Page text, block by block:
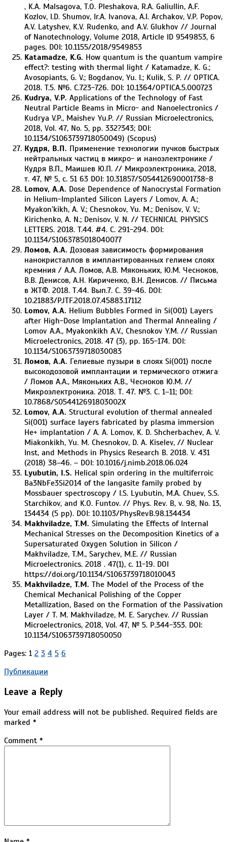
, K.A. Malsagova, T.O. Pleshakova, R.A. Galiullin, A.F.
Kozlov, I.D. Shumov, Ir.A. Ivanova, A.I. Archakov, V.P. Popov,
A.V. Latyshev, K.V. Rudenko, and A.V. Glukhov // Journal
of Nanotechnology, Volume 2018, Article ID 9549853, 6
pages. DOI: 10.1155/2018/9549853
Katamadze, K.G. How quantum is the quantum vampire
effect?: testing with thermal light / Katamadze, K. G.;
Avosopiants, G. V.; Bogdanov, Yu. I.; Kulik, S. P. // OPTICA.
2018. T.5. №6. C.723-726. DOI: 10.1364/OPTICA.5.000723
Kudrya, V.P. Applications of the Technology of Fast
Neutral Particle Beams in Micro- and Nanoelectronics /
Kudrya V.P., Maishev Yu.P. // Russian Microelectronics,
2018, Vol. 47, No. 5, pp. 332?343; DOI:
10.1134/S1063739718050049) (Scopus)
Кудря, В.П. Применение технологии пучков быстрых
нейтральных частиц в микро- и наноэлектронике /
Кудря В.П., Маишев Ю.П. // Микроэлектроника, 2018,
т. 47, № 5, с. 51 63 DOI: 10.31857/S054412690001738-8
Lomov, A.A. Dose Dependence of Nanocrystal Formation
in Helium-Implanted Silicon Layers / Lomov, A. A.;
Myakon’kikh, A. V.; Chesnokov, Yu. M.; Denisov, V. V.;
Kirichenko, A. N.; Denisov, V. N. // TECHNICAL PHYSICS
LETTERS. 2018. T.44. #4. C. 291-294. DOI:
10.1134/S1063785018040077
Ломов, А.А. Дозовая зависимость формирования
нанокристаллов в имплантированных гелием слоях
кремния / А.А. Ломов, А.В. Мяконьких, Ю.М. Чесноков,
В.В. Денисов, А.Н. Кириченко, В.Н. Денисов. // Письма
в ЖТФ. 2018. Т.44. Вып.7. С. 39-46. DOI:
10.21883/PJTF.2018.07.45883.17112
Lomov, A.A. Helium Bubbles Formed in Si(001) Layers
after High-Dose Implantation and Thermal Annealing /
Lomov A.A., Myakonkikh A.V., Chesnokov Y.M. // Russian
Microelectronics, 2018. 47 (3), pp. 165-174. DOI:
10.1134/S1063739718030083
Ломов, А.А. Гелиевые пузыри в слоях Si(001) после
высокодозовой имплантации и термического отжига
/ Ломов А.А., Мяконьких А.В., Чесноков Ю.М. //
Микроэлектроника. 2018. Т. 47. №3. С. 1–11; DOI:
10.7868/S054412691803002X
Lomov, A.A. Structural evolution of thermal annealed
Si(001) surface layers fabricated by plasma immersion
He+ implantation / A. A. Lomov, K. D. Shcherbachev, A. V.
Miakonkikh, Yu. M. Chesnokov, D. A. Kiselev, // Nuclear
Inst, and Methods in Physics Research B. 2018. V. 431
(2018) 38–46. – DOI: 10.1016/j.nimb.2018.06.024
Lyubutin, I.S. Helical spin ordering in the multiferroic
Ba3NbFe3Si2O14 of the langasite family probed by
Mossbauer spectroscopy / I.S. Lyubutin, M.A. Chuev, S.S.
Starchikov, and K.O. Funtov. // Phys. Rev. B, v. 98, No. 13,
134434 (5 pp). DOI: 10.1103/PhysRevB.98.134434
Makhviladze, T.M. Simulating the Effects of Internal
Mechanical Stresses on the Decomposition Kinetics of a
Supersaturated Oxygen Solution in Silicon /
Makhviladze, T.M., Sarychev, M.E. // Russian
Microelectronics. 2018 . 47(1), с. 11-19. DOI
https://doi.org/10.1134/S1063739718010043
Makhviladze, T.M. The Model of the Process of the
Chemical Mechanical Polishing of the Copper
Metallization, Based on the Formation of the Passivation
Layer / T. M. Makhviladze, M. E. Sarychev. // Russian
Microelectronics, 2018, Vol. 47, № 5. Р.344-353. DOI:
10.1134/S1063739718050050
Pages: 1 2 3 4 5 6
2021-
04
Публикации
Leave a Reply
Your email address will not be published. Required fields are
marked *
Comment *